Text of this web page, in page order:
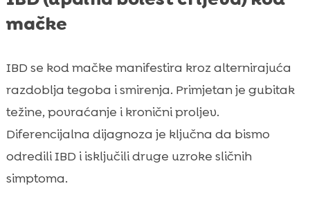
mačke
IBD se kod mačke manifestira kroz alternirajuća
razdoblja tegoba i smirenja. Primjetan je gubitak
težine, povraćanje i kronični proljev.
Diferencijalna dijagnoza je ključna da bismo
odredili IBD i isključili druge uzroke sličnih
simptoma.